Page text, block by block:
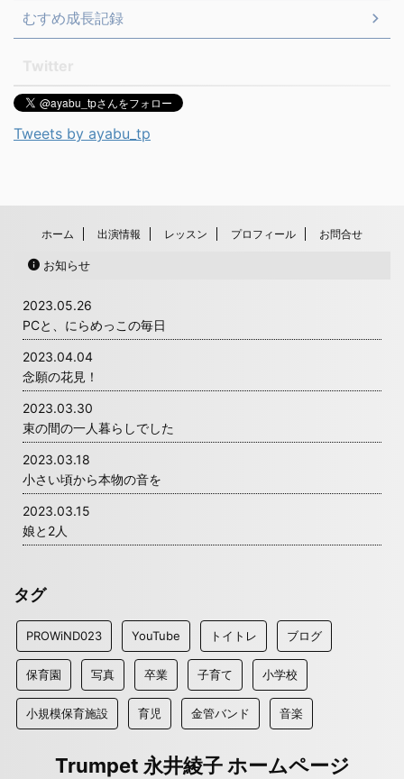
むすめ成長記録
Tweets by ayabu_tp
ホーム 出演情報 レッスン プロフィール お問合せ
お知らせ
2023.05.26
PCと、にらめっこの毎日
2023.04.04
念願の花見！
2023.03.30
束の間の一人暮らしでした
2023.03.18
小さい頃から本物の音を
2023.03.15
娘と2人
タグ
PROWiND023 YouTube トイトレ ブログ
保育園 写真 卒業 子育て 小学校
小規模保育施設 育児 金管バンド 音楽
Trumpet 永井綾子 ホームページ